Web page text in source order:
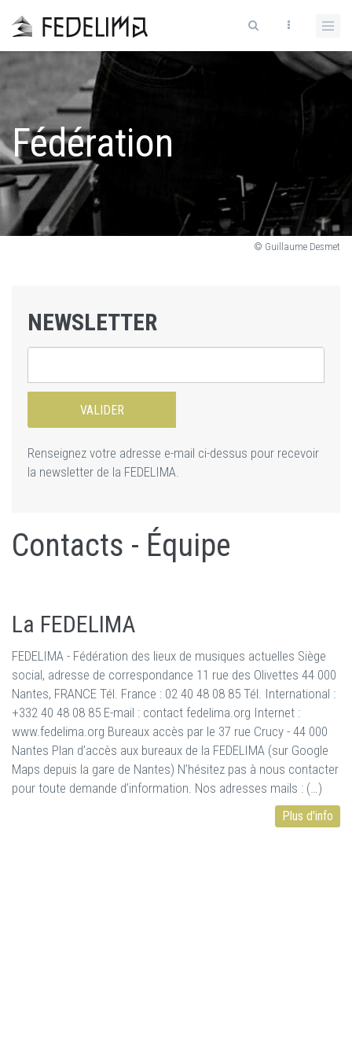
Fédération
© Guillaume Desmet
NEWSLETTER
Renseignez votre adresse e-mail ci-dessus pour recevoir
la newsletter de la FEDELIMA.
Contacts - Équipe
La FEDELIMA
FEDELIMA - Fédération des lieux de musiques actuelles Siège
social, adresse de correspondance 11 rue des Olivettes 44 000
Nantes, FRANCE Tél. France : 02 40 48 08 85 Tél. International :
+332 40 48 08 85 E-mail : contact fedelima.org Internet :
www.fedelima.org Bureaux accès par le 37 rue Crucy - 44 000
Nantes Plan d’accès aux bureaux de la FEDELIMA (sur Google
Maps depuis la gare de Nantes) N’hésitez pas à nous contacter
pour toute demande d’information. Nos adresses mails : (…)
Plus d'info